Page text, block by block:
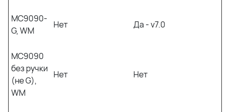
MC9090-
G, WM
Нет Да - v7.0
MC9090
без ручки
(не G),
WM
Нет Нет